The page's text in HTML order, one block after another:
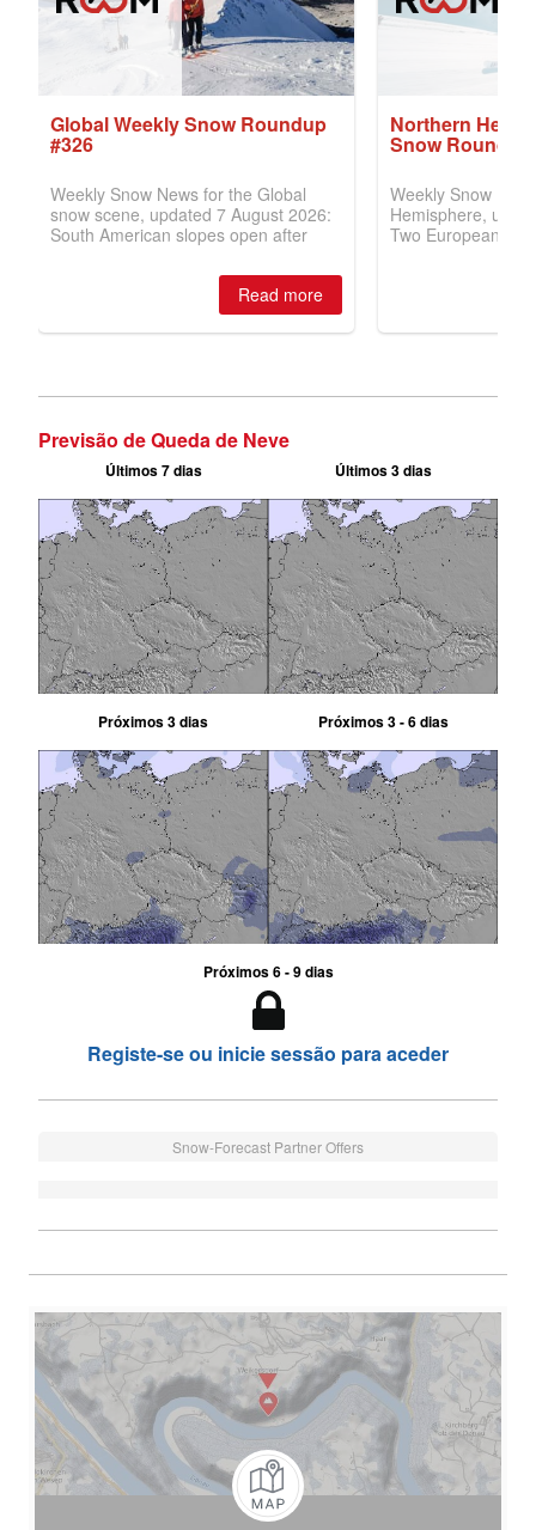
Previsão de Queda de Neve
Últimos 7 dias Últimos 3 dias
Próximos 3 dias Próximos 3 - 6 dias
Próximos 6 - 9 dias
Registe-se ou inicie sessão para aceder
Snow-Forecast Partner Offers